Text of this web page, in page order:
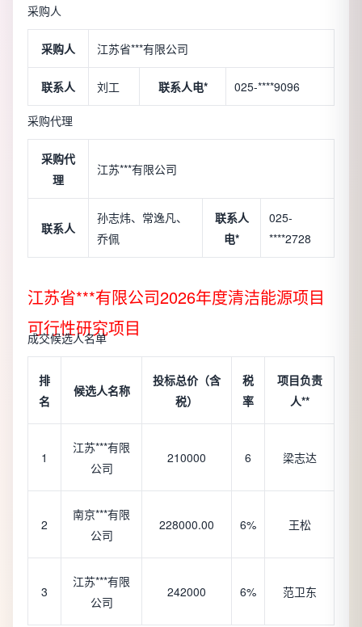
采购人
采购人 江苏省***有限公司
联系人 刘工 联系人电* 025-****9096
采购代理
采购代
理
江苏***有限公司
联系人
孙志炜、常逸凡、
乔佩
联系人
电*
025-
****2728
江苏省***有限公司2026年度清洁能源项目
可行性研究项目
成交候选人名单
排
名
候选人名称
投标总价（含
税）
税
率
项目负责
人**
1
江苏***有限
公司
210000 6 梁志达
2
南京***有限
公司
228000.00 6% 王松
3
江苏***有限
公司
242000 6% 范卫东